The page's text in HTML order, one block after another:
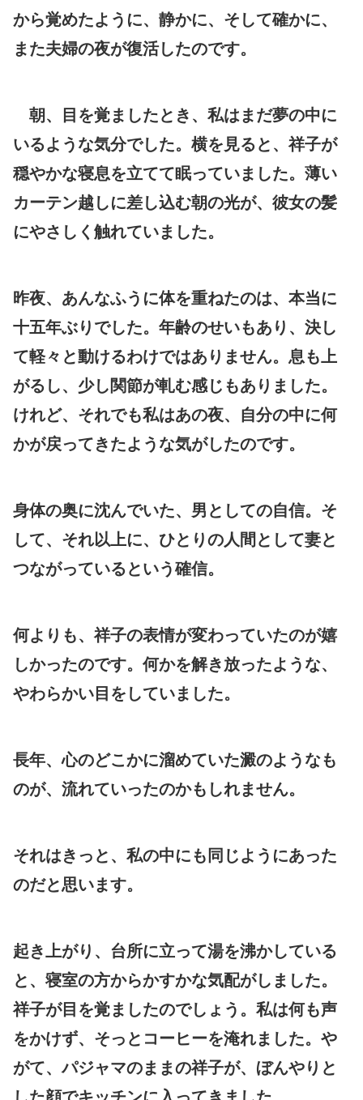
から覚めたように、静かに、そして確かに、
また夫婦の夜が復活したのです。
朝、目を覚ましたとき、私はまだ夢の中に
いるような気分でした。横を見ると、祥子が
穏やかな寝息を立てて眠っていました。薄い
カーテン越しに差し込む朝の光が、彼女の髪
にやさしく触れていました。
昨夜、あんなふうに体を重ねたのは、本当に
十五年ぶりでした。年齢のせいもあり、決し
て軽々と動けるわけではありません。息も上
がるし、少し関節が軋む感じもありました。
けれど、それでも私はあの夜、自分の中に何
かが戻ってきたような気がしたのです。
身体の奥に沈んでいた、男としての自信。そ
して、それ以上に、ひとりの人間として妻と
つながっているという確信。
何よりも、祥子の表情が変わっていたのが嬉
しかったのです。何かを解き放ったような、
やわらかい目をしていました。
長年、心のどこかに溜めていた澱のようなも
のが、流れていったのかもしれません。
それはきっと、私の中にも同じようにあった
のだと思います。
起き上がり、台所に立って湯を沸かしている
と、寝室の方からかすかな気配がしました。
祥子が目を覚ましたのでしょう。私は何も声
をかけず、そっとコーヒーを淹れました。や
がて、パジャマのままの祥子が、ぼんやりと
した顔でキッチンに入ってきました。